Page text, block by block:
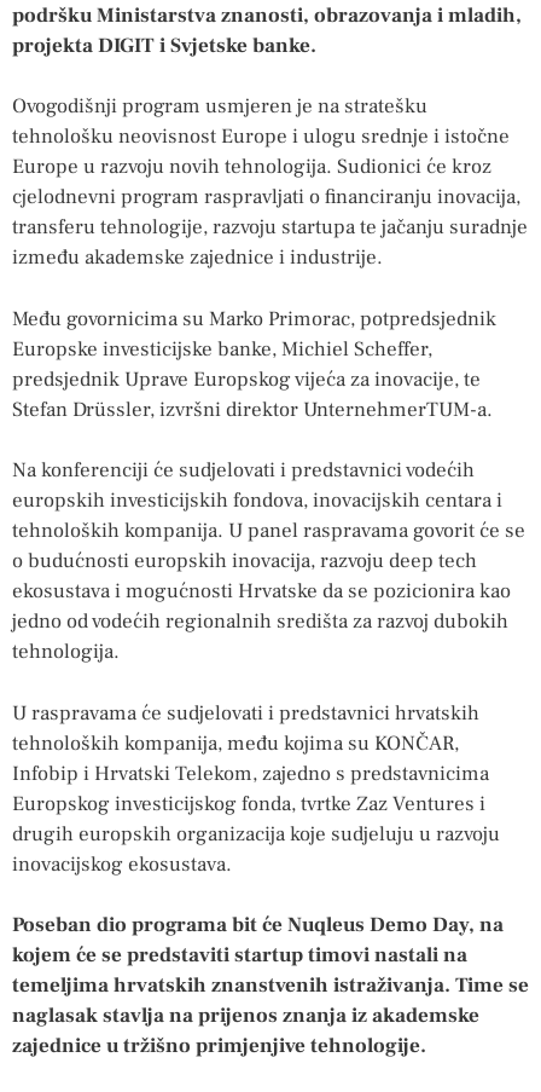
podršku Ministarstva znanosti, obrazovanja i mladih,
projekta DIGIT i Svjetske banke.
Ovogodišnji program usmjeren je na stratešku
tehnološku neovisnost Europe i ulogu srednje i istočne
Europe u razvoju novih tehnologija. Sudionici će kroz
cjelodnevni program raspravljati o financiranju inovacija,
transferu tehnologije, razvoju startupa te jačanju suradnje
između akademske zajednice i industrije.
Među govornicima su Marko Primorac, potpredsjednik
Europske investicijske banke, Michiel Scheffer,
predsjednik Uprave Europskog vijeća za inovacije, te
Stefan Drüssler, izvršni direktor UnternehmerTUM-a.
Na konferenciji će sudjelovati i predstavnici vodećih
europskih investicijskih fondova, inovacijskih centara i
tehnoloških kompanija. U panel raspravama govorit će se
o budućnosti europskih inovacija, razvoju deep tech
ekosustava i mogućnosti Hrvatske da se pozicionira kao
jedno od vodećih regionalnih središta za razvoj dubokih
tehnologija.
U raspravama će sudjelovati i predstavnici hrvatskih
tehnoloških kompanija, među kojima su KONČAR,
Infobip i Hrvatski Telekom, zajedno s predstavnicima
Europskog investicijskog fonda, tvrtke Zaz Ventures i
drugih europskih organizacija koje sudjeluju u razvoju
inovacijskog ekosustava.
Poseban dio programa bit će Nuqleus Demo Day, na
kojem će se predstaviti startup timovi nastali na
temeljima hrvatskih znanstvenih istraživanja. Time se
naglasak stavlja na prijenos znanja iz akademske
zajednice u tržišno primjenjive tehnologije.